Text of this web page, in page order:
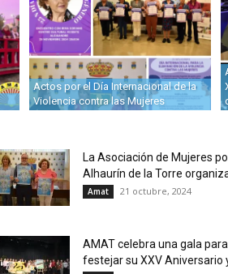
Actos por el Día Internacional de la
Violencia contra las Mujeres
La Asociación de Mujeres
Alhaurín de la Torre organiza
Amat 21 octubre, 2024
AMAT celebra una gala para
festejar su XXV Aniversario y